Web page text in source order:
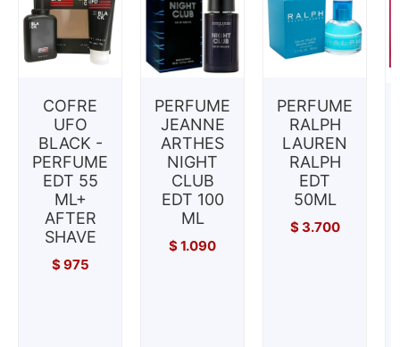
COFRE
UFO
BLACK -
PERFUME
EDT 55
ML+
AFTER
SHAVE
$975
PERFUME
JEANNE
ARTHES
NIGHT
CLUB
EDT 100
ML
$1.090
PERFUME
RALPH
LAUREN
RALPH
EDT
50ML
$3.700